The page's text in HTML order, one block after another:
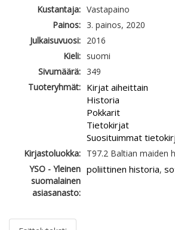
Kustantaja: Vastapaino
Painos: 3. painos, 2020
Julkaisuvuosi: 2016
Kieli: suomi
Sivumäärä: 349
Tuoteryhmät: Kirjat aiheittain
Historia
Pokkarit
Tietokirjat
Suosituimmat
Kirjastoluokka: T97.2 Baltian maiden
YSO - Yleinen
suomalainen
asiasanasto:
poliittinen historia,